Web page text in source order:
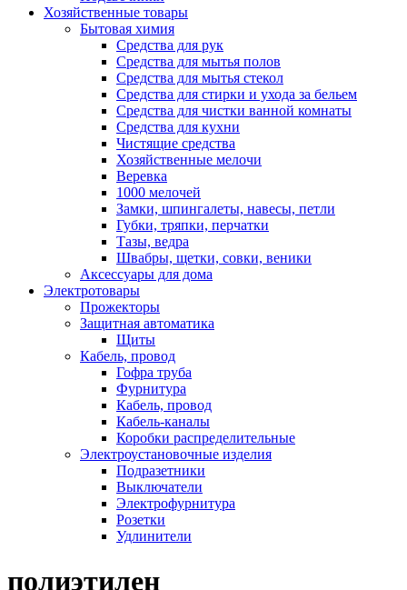
Хозяйственные товары
Бытовая химия
Средства для рук
Средства для мытья полов
Средства для мытья стекол
Средства для стирки и ухода за бельем
Средства для чистки ванной комнаты
Средства для кухни
Чистящие средства
Хозяйственные мелочи
Веревка
1000 мелочей
Замки, шпингалеты, навесы, петли
Губки, тряпки, перчатки
Тазы, ведра
Швабры, щетки, совки, веники
Аксессуары для дома
Электротовары
Прожекторы
Защитная автоматика
Щиты
Кабель, провод
Гофра труба
Фурнитура
Кабель, провод
Кабель-каналы
Коробки распределительные
Электроустановочные изделия
Подразетники
Выключатели
Электрофурнитура
Розетки
Удлинители
полиэтилен